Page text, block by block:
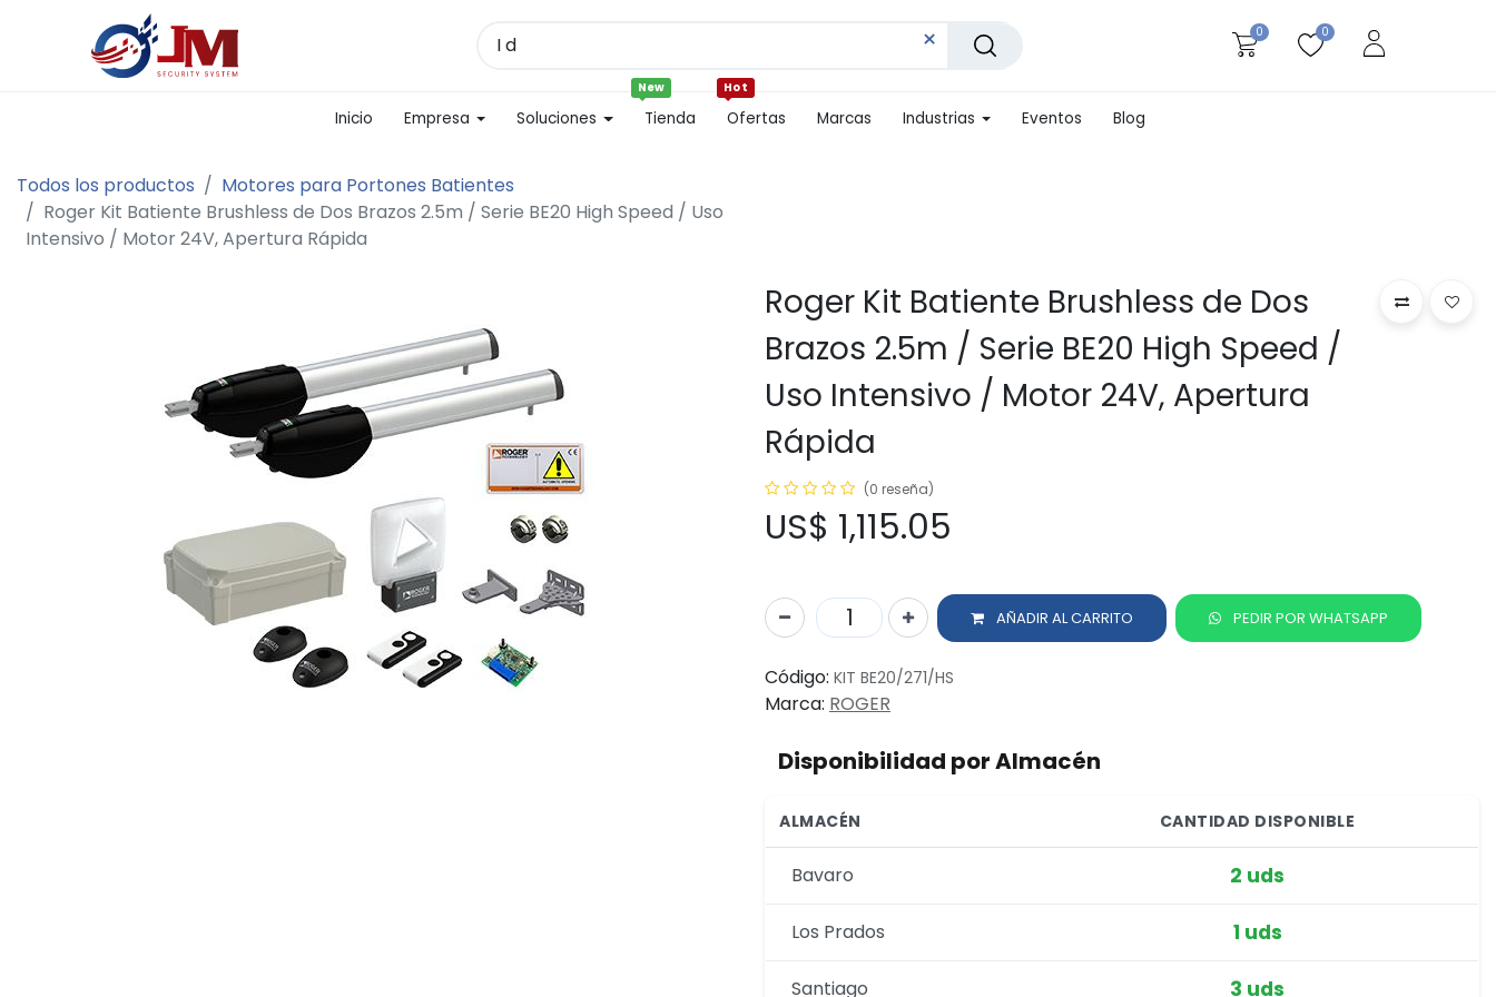
0 0
Inicio Empresa Soluciones Tienda
New
Ofertas
Hot
Marcas Industrias Eventos Blog
Todos los productos
Motores para Portones Batientes
Roger Kit Batiente Brushless de Dos Brazos 2.5m / Serie BE20 High Speed / Uso
Intensivo / Motor 24V, Apertura Rápida
Roger Kit Batiente Brushless de Dos
Brazos 2.5m / Serie BE20 High Speed /
Uso Intensivo / Motor 24V, Apertura
Rápida
(0 reseña)
US$ 1,115.05
AÑADIR AL CARRITO PEDIR POR WHATSAPP
Código: KIT BE20/271/HS
Marca: ROGER
Disponibilidad por Almacén
ALMACÉN CANTIDAD DISPONIBLE
Bavaro 2 uds
Los Prados 1 uds
Santiago 3 uds